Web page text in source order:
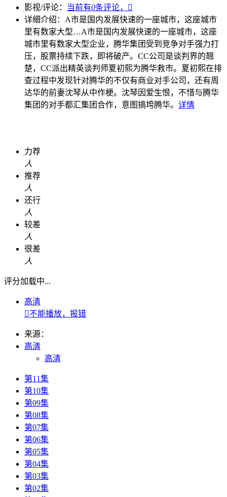
影视/评论：
当前有0条评论，

详细介绍： A市是国内发展快速的一座城市，这座城市
里有数家大型…A市是国内发展快速的一座城市，这座
城市里有数家大型企业，腾华集团受到竞争对手强力打
压，股票持续下跌，即将破产。CC公司是谈判界的翘
楚，CC派出精英谈判师夏初熙为腾华救市。夏初熙在排
查过程中发现针对腾华的不仅有商业对手公司，还有周
达华的前妻沈琴从中作梗。沈琴因爱生恨，不惜与腾华
集团的对手都汇集团合作，意图搞垮腾华。 详情
力荐
人
推荐
人
还行
人
较差
人
很差
人
评分加载中...
高清
不能播放，报错
来源：
高清
高清
第11集
第10集
第09集
第08集
第07集
第06集
第05集
第04集
第03集
第02集